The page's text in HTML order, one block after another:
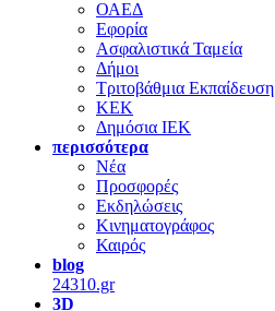
ΟΑΕΔ
Εφορία
Ασφαλιστικά Ταμεία
Δήμοι
Τριτοβάθμια Εκπαίδευση
ΚΕΚ
Δημόσια ΙΕΚ
περισσότερα
Νέα
Προσφορές
Εκδηλώσεις
Κινηματογράφος
Καιρός
blog
24310.gr
3D